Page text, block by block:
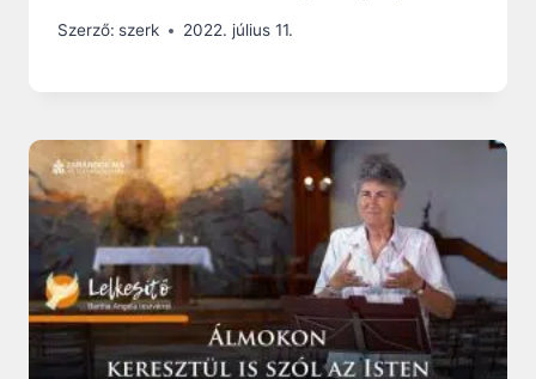
Szerző: szerk 2022. július 11.